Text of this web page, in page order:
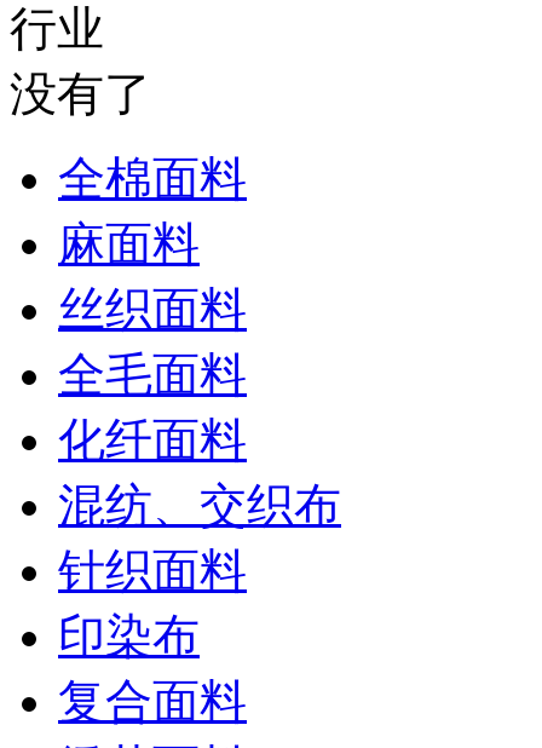
行业
没有了
全棉面料
麻面料
丝织面料
全毛面料
化纤面料
混纺、交织布
针织面料
印染布
复合面料